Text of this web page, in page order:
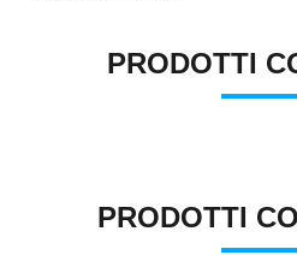
PRODOTTI
PRODOTTI